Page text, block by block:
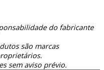
do fabricante
são marcas
sem aviso prévio.